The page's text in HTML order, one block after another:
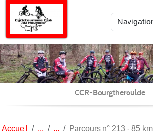
CCR-Bourgtheroulde
Accueil Parcours n° 213 - 85 km
Panneau de gestion des cookies